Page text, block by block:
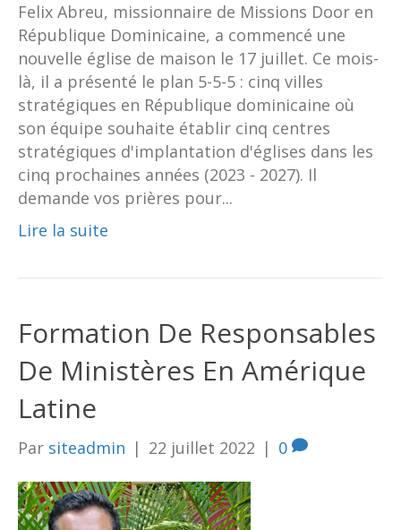
Felix Abreu, missionnaire de Missions Door en
République Dominicaine, a commencé une
nouvelle église de maison le 17 juillet. Ce mois-
là, il a présenté le plan 5-5-5 : cinq villes
stratégiques en République dominicaine où
son équipe souhaite établir cinq centres
stratégiques d'implantation d'églises dans les
cinq prochaines années (2023 - 2027). Il
demande vos prières pour...
Lire la suite
Formation De Responsables
De Ministères En Amérique
Latine
Par siteadmin | 22 juillet 2022 | 0